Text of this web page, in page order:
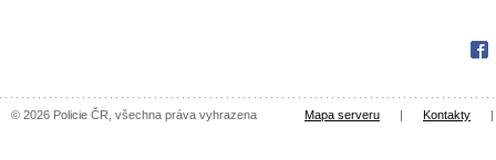
© 2026 Policie ČR, všechna práva vyhrazena Mapa serveru | Kontakty |